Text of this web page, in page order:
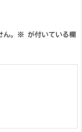
。 ※ が付いている欄